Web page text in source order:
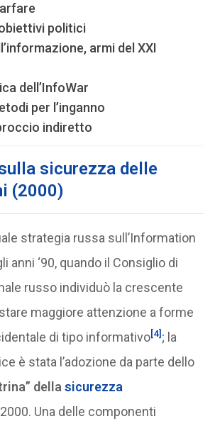
politici
armi del XXI
dell’InfoWar
per l’inganno
indiretto
sicurezza delle
(2000)
strategia russa sull’Information
anni ‘90, quando il Consiglio di
russo individuò la crescente
maggiore attenzione a forme
di tipo informativo[4] ; la
è stata l’adozione da parte dello
della sicurezza
Una delle componenti